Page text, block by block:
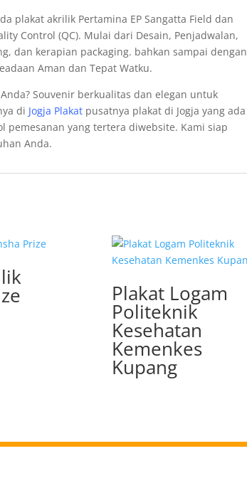
plakat akrilik Pertamina EP Sangatta Field dan
Control (QC). Mulai dari Desain, Penjadwalan,
dan kerapian packaging. bahkan sampai dengan
Aman dan Tepat Watku.
Souvenir berkualitas dan elegan untuk
di Jogja Plakat pusatnya plakat di Jogja yang ada
pemesanan yang tertera diwebsite. Kami siap
Anda.
Plakat Logam
Politeknik
Kesehatan
Kemenkes
Kupang